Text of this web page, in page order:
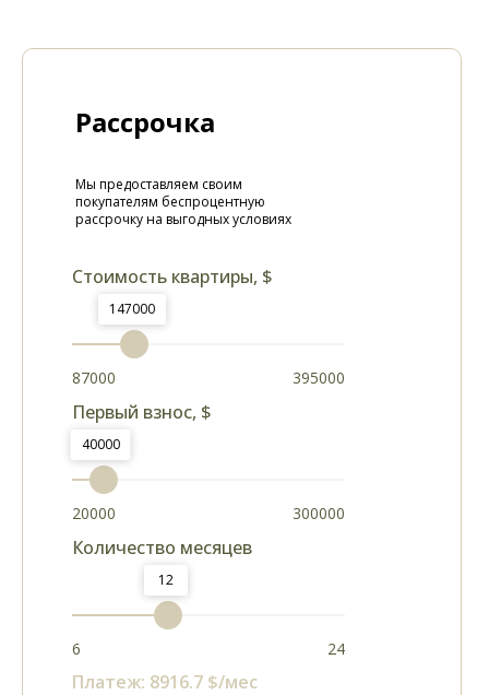
Рассрочка
Мы предоставляем своим
покупателям беспроцентную
рассрочку на выгодных условиях
Стоимость квартиры, $
147000
87000 395000
Первый взнос, $
40000
20000 300000
Количество месяцев
12
6 24
Платеж: 8916.7 $/мес